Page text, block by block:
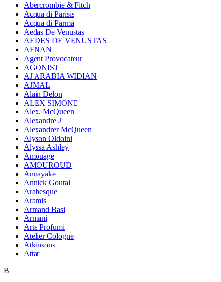
Abercrombie & Fitch
Acqua di Parisis
Acqua di Parma
Aedas De Venustas
AEDES DE VENUSTAS
AFNAN
Agent Provocateur
AGONIST
AJ ARABIA WIDIAN
AJMAL
Alain Delon
ALEX SIMONE
Alex. McQueen
Alexandre J
Alexandrer McQueen
Alyson Oldoini
Alyssa Ashley
Amouage
AMOUROUD
Annayake
Annick Goutal
Arabesque
Aramis
Armand Basi
Armani
Arte Profumi
Atelier Cologne
Atkinsons
Attar
B